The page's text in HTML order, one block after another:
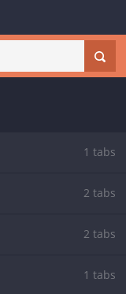
1 tabs
2 tabs
2 tabs
1 tabs